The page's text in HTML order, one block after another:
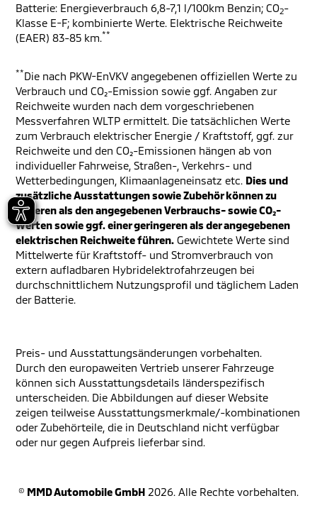
Batterie: Energieverbrauch 6,8-7,1 l/100km Benzin; CO2-
Klasse E-F; kombinierte Werte. Elektrische Reichweite
(EAER) 83-85 km.**
**Die nach PKW-EnVKV angegebenen offiziellen Werte zu
Verbrauch und CO₂-Emission sowie ggf. Angaben zur
Reichweite wurden nach dem vorgeschriebenen
Messverfahren WLTP ermittelt. Die tatsächlichen Werte
zum Verbrauch elektrischer Energie / Kraftstoff, ggf. zur
Reichweite und den CO₂-Emissionen hängen ab von
individueller Fahrweise, Straßen-, Verkehrs- und
Wetterbedingungen, Klimaanlageneinsatz etc. Dies und
zusätzliche Ausstattungen sowie Zubehör können zu
höheren als den angegebenen Verbrauchs- sowie CO₂-
Werten sowie ggf. einer geringeren als der angegebenen
elektrischen Reichweite führen. Gewichtete Werte sind
Mittelwerte für Kraftstoff- und Stromverbrauch von
extern aufladbaren Hybridelektrofahrzeugen bei
durchschnittlichem Nutzungsprofil und täglichem Laden
der Batterie.
Preis- und Ausstattungsänderungen vorbehalten.
Durch den europaweiten Vertrieb unserer Fahrzeuge
können sich Ausstattungsdetails länderspezifisch
unterscheiden. Die Abbildungen auf dieser Website
zeigen teilweise Ausstattungsmerkmale/-kombinationen
oder Zubehörteile, die in Deutschland nicht verfügbar
oder nur gegen Aufpreis lieferbar sind.
© MMD Automobile GmbH 2026. Alle Rechte vorbehalten.